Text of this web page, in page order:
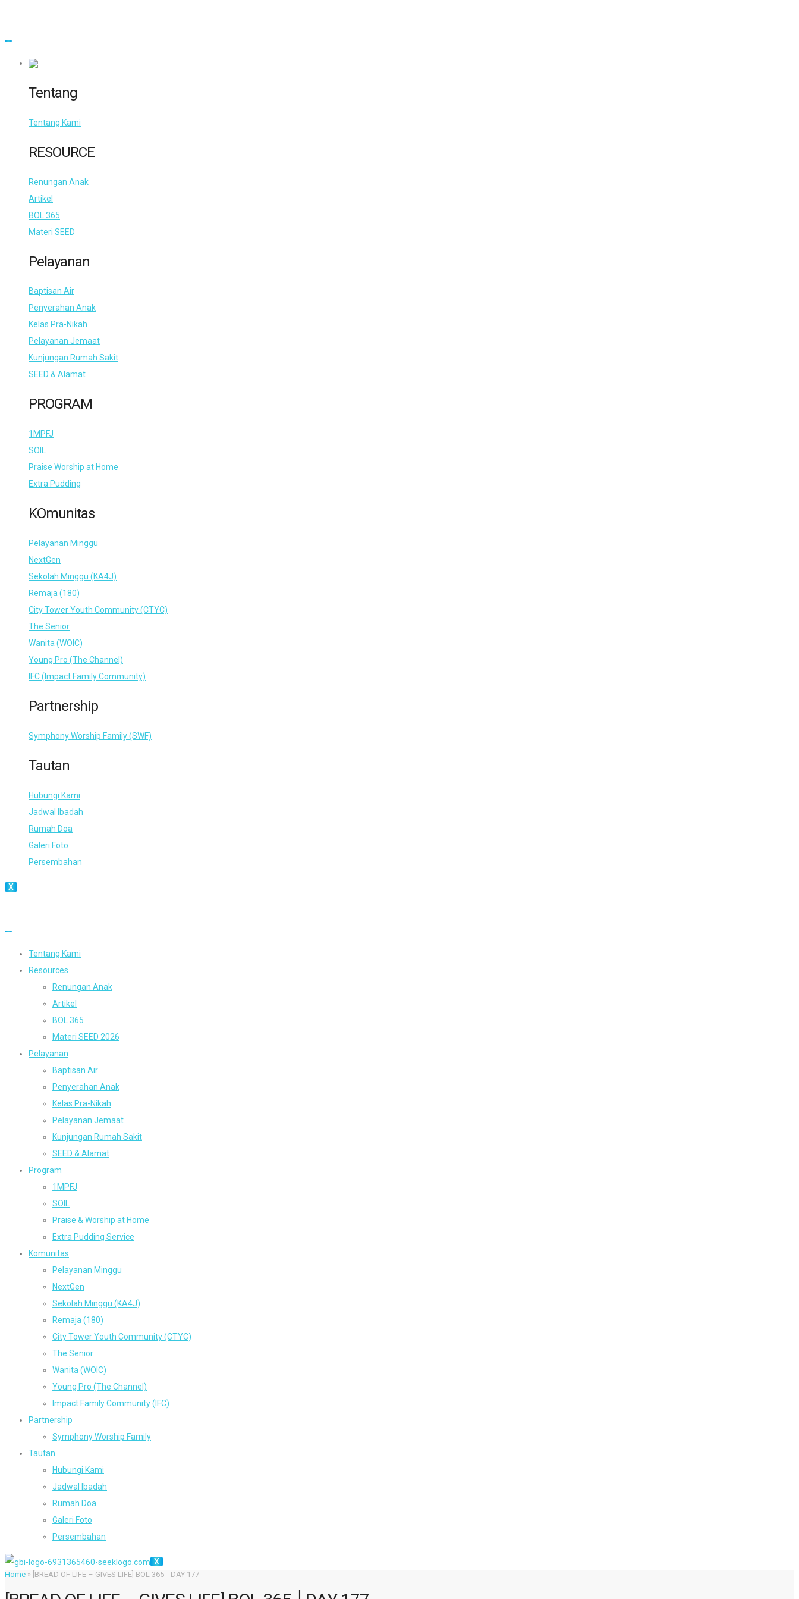
Tentang
Tentang Kami
RESOURCE
Renungan Anak
Artikel
BOL 365
Materi SEED
Pelayanan
Baptisan Air
Penyerahan Anak
Kelas Pra-Nikah
Pelayanan Jemaat
Kunjungan Rumah Sakit
SEED & Alamat
PROGRAM
1MPFJ
SOIL
Praise Worship at Home
Extra Pudding
KOmunitas
Pelayanan Minggu
NextGen
Sekolah Minggu (KA4J)
Remaja (180)
City Tower Youth Community (CTYC)
The Senior
Wanita (WOIC)
Young Pro (The Channel)
IFC (Impact Family Community)
Partnership
Symphony Worship Family (SWF)
Tautan
Hubungi Kami
Jadwal Ibadah
Rumah Doa
Galeri Foto
Persembahan
X
Tentang Kami
Resources
Renungan Anak
Artikel
BOL 365
Materi SEED 2026
Pelayanan
Baptisan Air
Penyerahan Anak
Kelas Pra-Nikah
Pelayanan Jemaat
Kunjungan Rumah Sakit
SEED & Alamat
Program
1MPFJ
SOIL
Praise & Worship at Home
Extra Pudding Service
Komunitas
Pelayanan Minggu
NextGen
Sekolah Minggu (KA4J)
Remaja (180)
City Tower Youth Community (CTYC)
The Senior
Wanita (WOIC)
Young Pro (The Channel)
Impact Family Community (IFC)
Partnership
Symphony Worship Family
Tautan
Hubungi Kami
Jadwal Ibadah
Rumah Doa
Galeri Foto
Persembahan
X
Home » [BREAD OF LIFE – GIVES LIFE] BOL 365 │DAY 177